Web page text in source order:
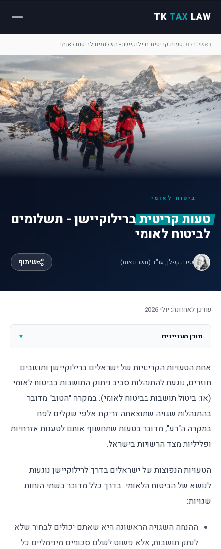
TK TAX LAW
ראשי בלוג טעות קריטית ברילוקיישן - תשלומים לביטוח לאומי
ביטוח לאומי
טעות קריטיתברילוקיישן - תשלומים
לביטוח לאומי
טינה קפלן, עו"ד (חשבונאות) שיתוף
עודכן לאחרונה: יולי 2026
תוכן העניינים ▼
אחת הטעויות הקריטיות של ישראלים ברילוקיישן ותושבים
חוזרים, נוגעת להתנהלות סביב ניתוק התושבות בביטוח לאומי
(או: ביטול תושבות בביטוח לאומי). במקרה "הטוב" מדובר
בהתנהלות שגויה שתוצאתה זריקת אלפי שקלים לפח.
במקרה ה"רע", מדובר בטעות שתחשוף אותם לטענות אזרחיות
ופליליות מצד הרשויות בישראל.
הטעויות הנפוצות של ישראלים בדרך לרילוקיישן נוגעות
לנושא של הביטוח הלאומי. בדרך כלל מדובר בשתי הנחות
שגויות:
ההנחה השגויה הראשונה היא שאתם יכולים לבחור שלא
לנתק תושבות, אלא פשוט לשלם סכומים מינימליים כל